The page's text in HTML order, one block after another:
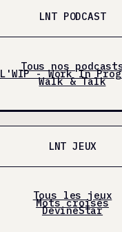
LNT PODCAST
Tous nos
L'WIP - Work In
Walk & Talk
LNT JEUX
Tous les jeux
Mots croisés
DevineStar